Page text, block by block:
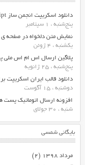
دانلود اسکریپت انجمن ساز Easy Forum Script
پنج‌شنبه ، 1 سپتامبر
نمایش متن دلخواه در صفحه
یکشنبه ، 4 ژوئن
پلاگین ارسال اس ام اس ملی
پنج‌شنبه ، 25 ژانویه
دانلود قالب ایران اسکریپت
دوشنبه ، 15 آگوست
افزونه ارسال اتوماتیک پست
شنبه ، 30 جولای
بایگانی شمسی
مرداد ۱۳۹۸
(۲)